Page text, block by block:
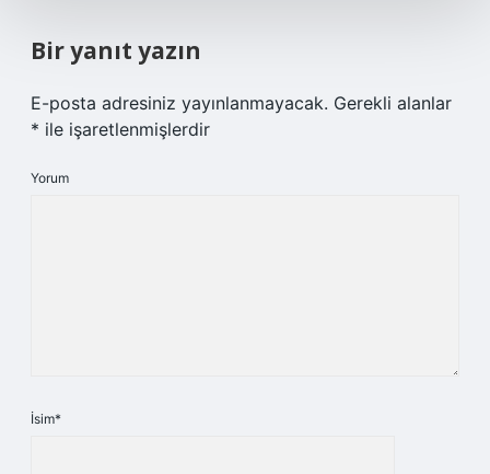
Bir yanıt yazın
E-posta adresiniz yayınlanmayacak. Gerekli alanlar
* ile işaretlenmişlerdir
Yorum
İsim*